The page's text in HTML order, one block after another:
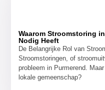
Waarom Stroomstoring
Nodig Heeft
De Belangrijke Rol van
Stroomstoringen, of
probleem in Purmerend.
lokale gemeenschap?